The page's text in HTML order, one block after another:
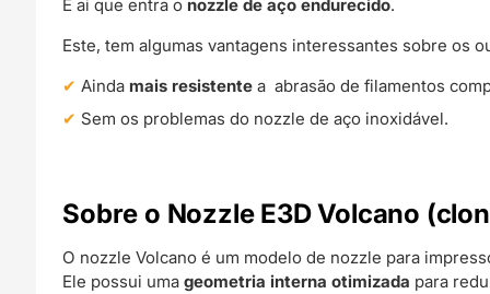
É ai que entra o nozzle de aço endurecido.
Este, tem algumas vantagens interessantes sobre os
Ainda mais resistente a abrasão de filamentos
Sem os problemas do nozzle de aço inoxidável.
Sobre o Nozzle E3D Volcano
O nozzle Volcano é um modelo de nozzle para
Ele possui umageometria interna otimizada para